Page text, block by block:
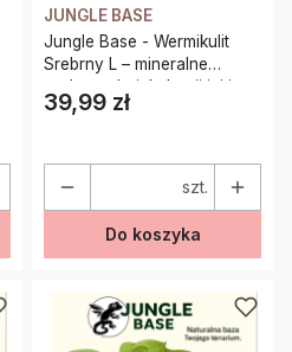
JUNGLE BASE
Jungle Base - Wermikulit
Srebrny L – mineralne
podłoże do inkubacji jaj i
terrariów 10 Litrów
Cena
39,99 zł
szt.
Do koszyka